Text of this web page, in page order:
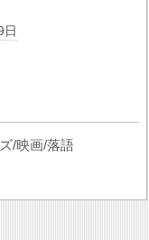
日
/映画/落語